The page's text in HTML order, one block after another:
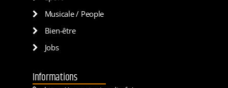
Musicale / People
Bien-être
Jobs
Informations